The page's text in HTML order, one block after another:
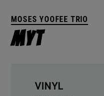
MOSES YOOFEE TRIO
MYT
VINYL